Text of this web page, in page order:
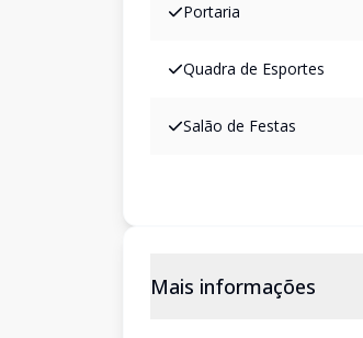
Portaria
Quadra de Esportes
Salão de Festas
Mais informações